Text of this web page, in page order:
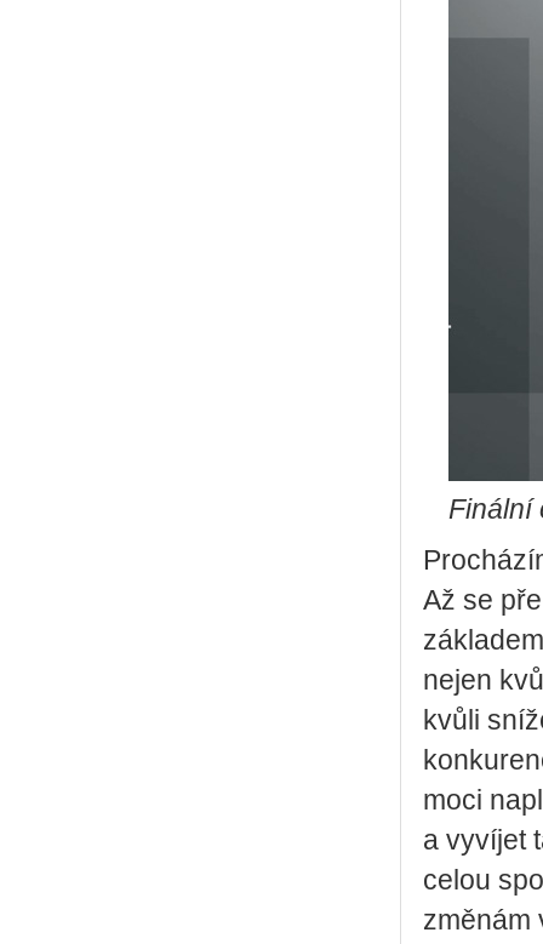
Finální
Až se
nejen
kvůli
moci
a vyvíjet
celou
změnám